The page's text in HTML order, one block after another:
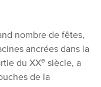
nombre de fêtes,
ancrées dans la
du XXe siècle, a
de la